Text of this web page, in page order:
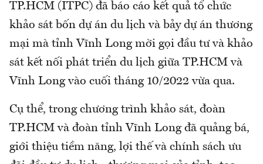
TP.HCM (ITPC) đã báo cáo kết quả tổ chức
khảo sát bốn dự án du lịch và bảy dự án thương
mại mà tỉnh Vĩnh Long mời gọi đầu tư và khảo
sát kết nối phát triển du lịch giữa TP.HCM và
Vĩnh Long vào cuối tháng 10/2022 vừa qua.
Cụ thể, trong chương trình khảo sát, đoàn
TP.HCM và đoàn tỉnh Vĩnh Long đã quảng bá,
giới thiệu tiềm năng, lợi thế và chính sách ưu